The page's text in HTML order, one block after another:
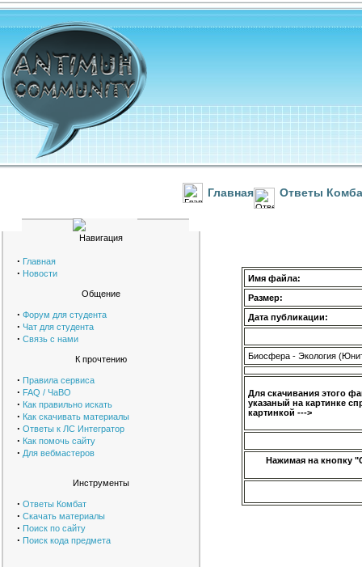
Главная Ответы
Навигация
· Главная
· Новости
Общение
· Форум для студента
· Чат для студента
· Связь с нами
К прочтению
· Правила сервиса
· FAQ / ЧаВО
· Как правильно искать
· Как скачивать материалы
· Ответы к ЛС Интегратор
· Как помочь сайту
· Для вебмастеров
Инструменты
· Ответы Комбат
· Скачать материалы
· Поиск по сайту
· Поиск кода предмета
Имя файла:
Размер:
Дата публикации:
Биосфера - Экология
Для скачивания этого
указаный на картинке
картинкой --->
Нажимая на кнопку